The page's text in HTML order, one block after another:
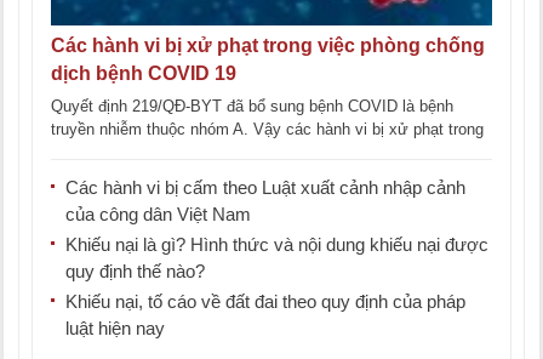
Các hành vi bị xử phạt trong việc phòng chống
dịch bệnh COVID 19
Quyết định 219/QĐ-BYT đã bổ sung bệnh COVID là bệnh
truyền nhiễm thuộc nhóm A. Vậy các hành vi bị xử phạt trong
Các hành vi bị cấm theo Luật xuất cảnh nhập cảnh
của công dân Việt Nam
Khiếu nại là gì? Hình thức và nội dung khiếu nại được
quy định thế nào?
Khiếu nại, tố cáo về đất đai theo quy định của pháp
luật hiện nay